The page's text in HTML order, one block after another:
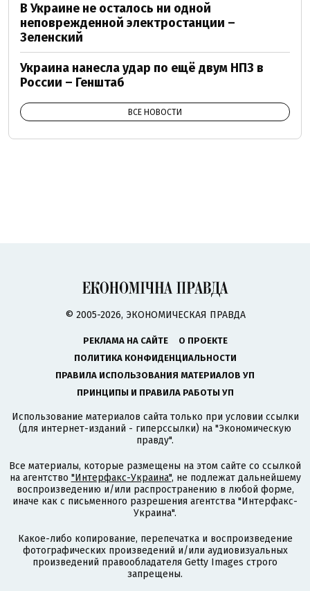
В Украине не осталось ни одной
неповрежденной электростанции –
Зеленский
Украина нанесла удар по ещё двум НПЗ в
России – Генштаб
ВСЕ НОВОСТИ
© 2005-2026, ЭКОНОМИЧЕСКАЯ ПРАВДА
РЕКЛАМА НА САЙТЕ
О ПРОЕКТЕ
ПОЛИТИКА КОНФИДЕНЦИАЛЬНОСТИ
ПРАВИЛА ИСПОЛЬЗОВАНИЯ МАТЕРИАЛОВ УП
ПРИНЦИПЫ И ПРАВИЛА РАБОТЫ УП
Использование материалов сайта только при условии ссылки
(для интернет-изданий - гиперссылки) на "Экономическую
правду".
Все материалы, которые размещены на этом сайте со ссылкой
на агентство "Интерфакс-Украина", не подлежат дальнейшему
воспроизведению и/или распространению в любой форме,
иначе как с письменного разрешения агентства "Интерфакс-
Украина".
Какое-либо копирование, перепечатка и воспроизведение
фотографических произведений и/или аудиовизуальных
произведений правообладателя Getty Images строго
запрещены.